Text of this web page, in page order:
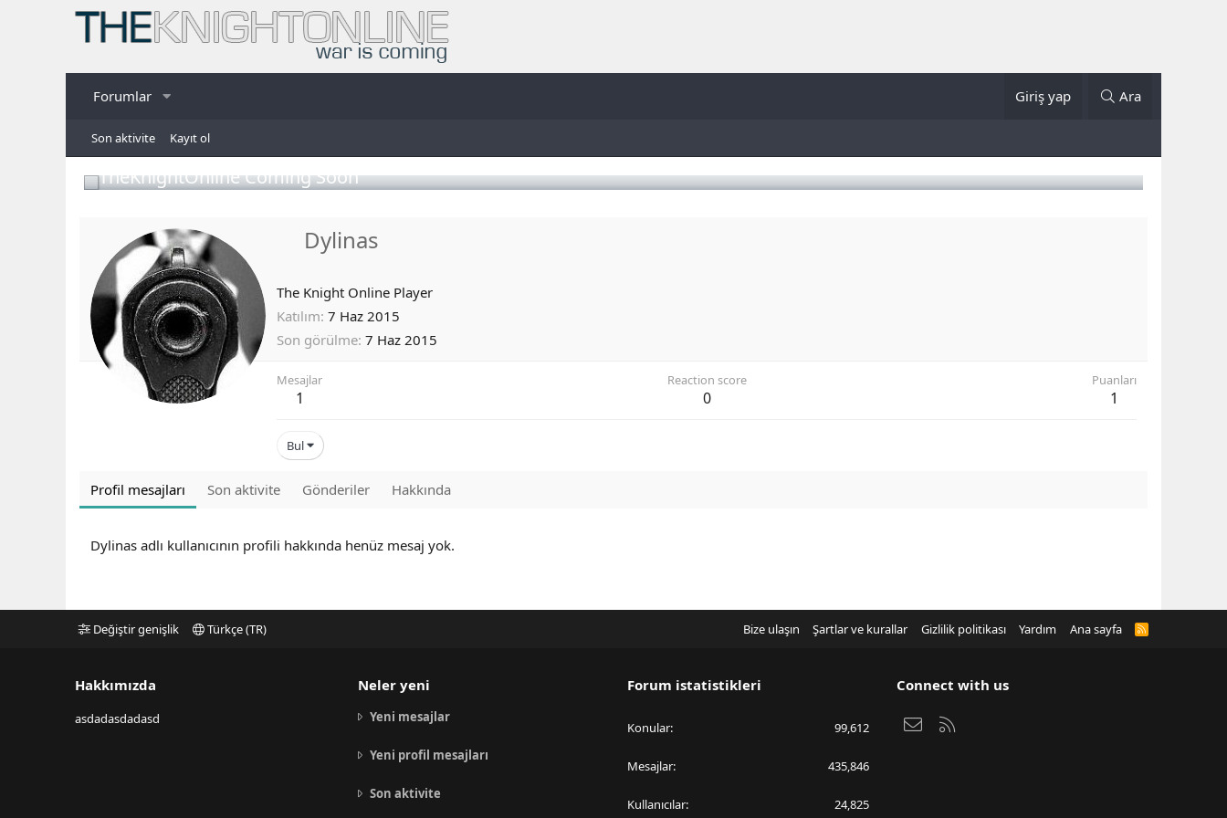
Forumlar Giriş yap Ara
Son aktivite Kayıt ol
TheKnightOnline Coming Soon
Dylinas
The Knight Online Player
Katılım 7 Haz 2015
Son görülme 7 Haz 2015
Mesajlar
1
Reaction score
0
Puanları
1
Bul
Profil mesajları Son aktivite Gönderiler Hakkında
Dylinas adlı kullanıcının profili hakkında henüz mesaj yok.
Değiştir genişlik Türkçe (TR) Bize ulaşın Şartlar ve kurallar Gizlilik politikası Yardım Ana sayfa
R
Hakkımızda
asdadasdadasd
Neler yeni
Yeni mesajlar
Yeni profil mesajları
Son aktivite
Forum istatistikleri
Konular 99,612
Mesajlar 435,846
Kullanıcılar 24,825
Connect with us
Bize ulaşın